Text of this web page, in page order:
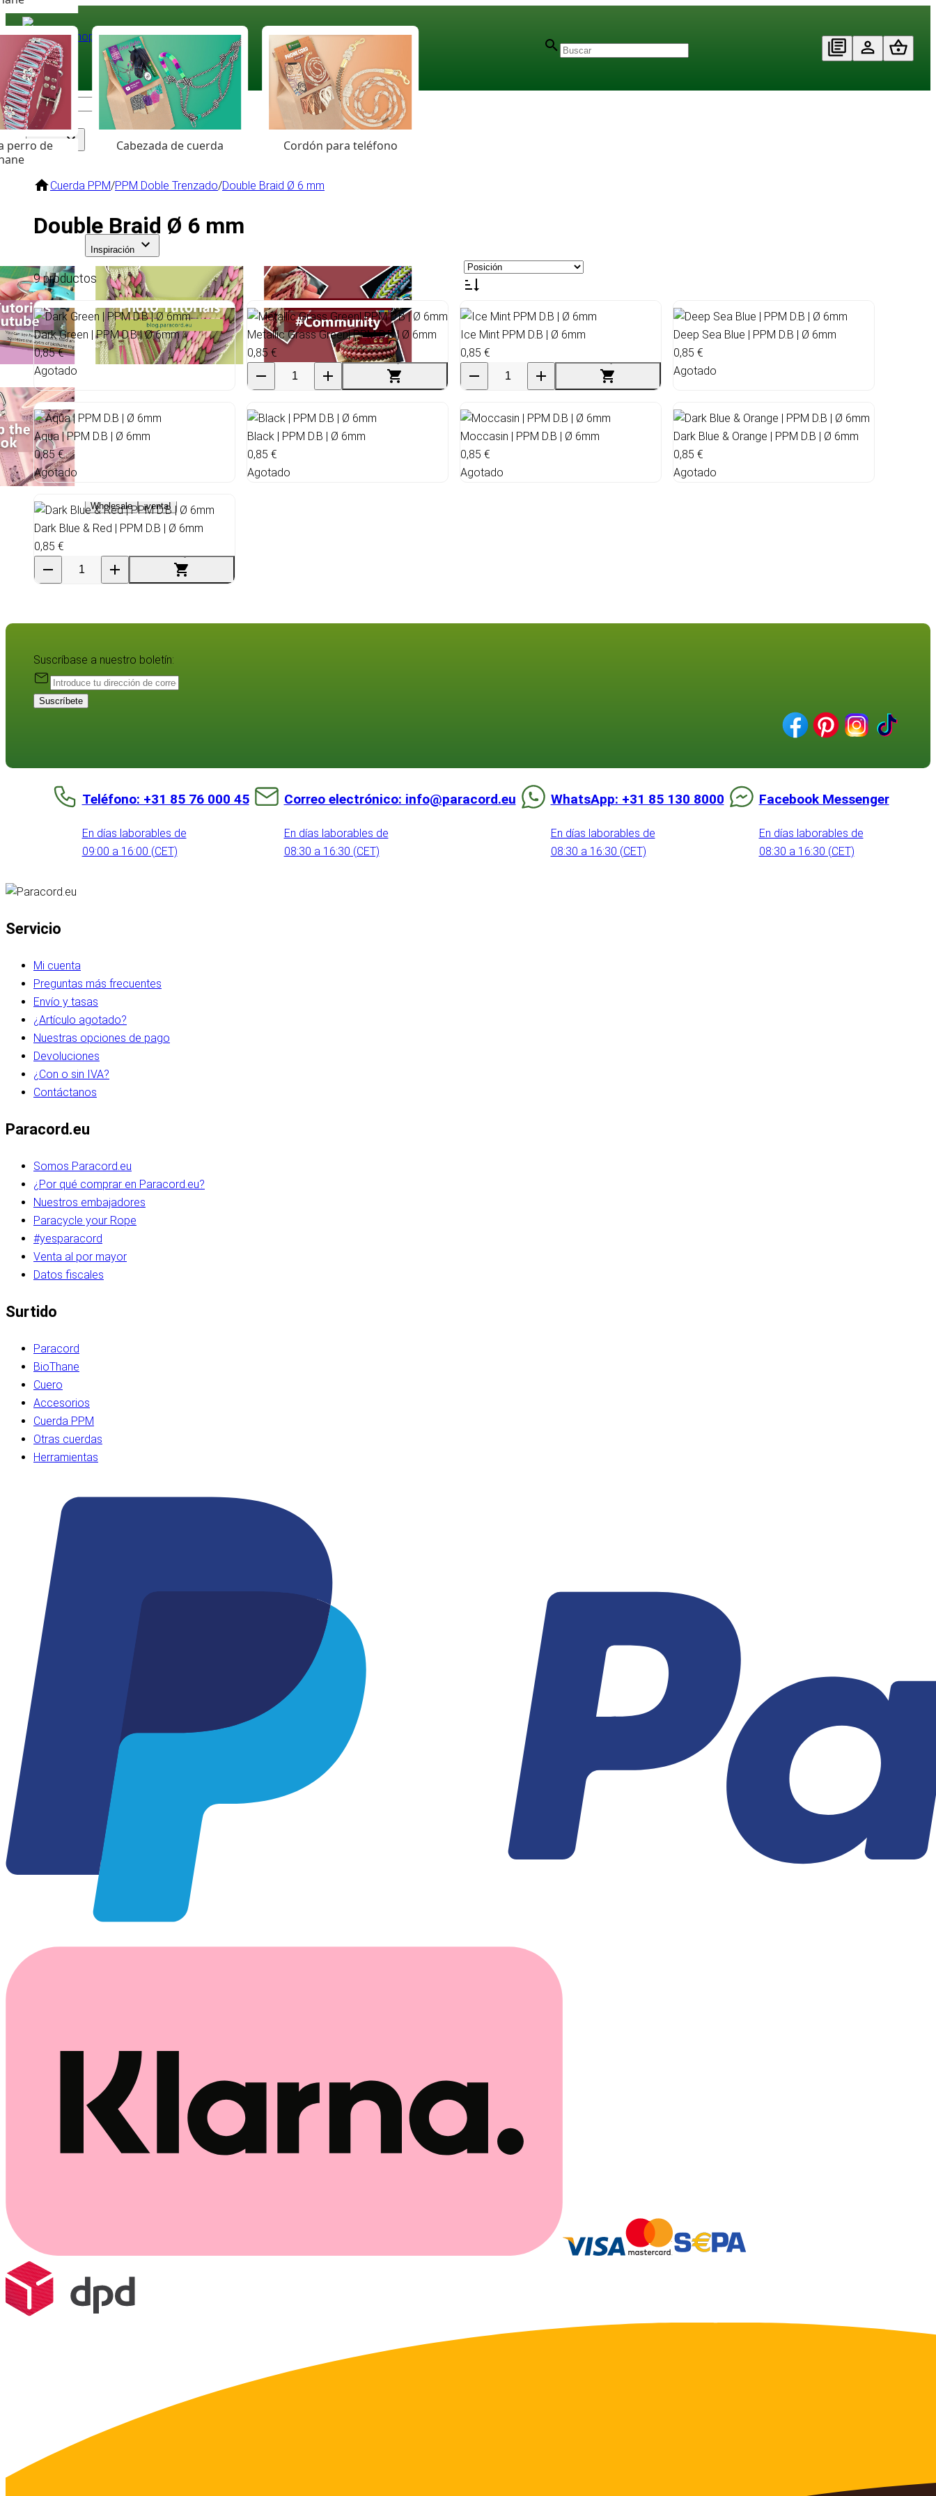
Paracord
Coloured Cord Paradise
Surtido
perro de
Cabezada de cuerda Cordón para teléfono
Inspiración
Wholesale ¡venta!
Cuerda PPM/PPM Doble Trenzado/Double Braid Ø 6 mm
Double Braid Ø 6 mm
9 productos
Dark Green | PPM D.B | Ø 6mm
0,85 €
Agotado
Metallic Grass Green| PPM D.B | Ø 6mm
0,85 €
Ice Mint PPM D.B | Ø 6mm
0,85 €
Deep Sea Blue | PPM D.B | Ø 6mm
0,85 €
Agotado
Aqua | PPM D.B | Ø 6mm
0,85 €
Agotado
Black | PPM D.B | Ø 6mm
0,85 €
Agotado
Moccasin | PPM D.B | Ø 6mm
0,85 €
Agotado
Dark Blue & Orange | PPM D.B | Ø 6mm
0,85 €
Agotado
Dark Blue & Red | PPM D.B | Ø 6mm
0,85 €
Suscríbase a nuestro boletín:
Suscríbete
Teléfono: +31 85 76 000 45
En días laborables de
09:00 a 16:00 (CET)
Correo electrónico: info@paracord.eu
En días laborables de
08:30 a 16:30 (CET)
WhatsApp: +31 85 130 8000
En días laborables de
08:30 a 16:30 (CET)
Facebook Messenger
En días laborables de
08:30 a 16:30 (CET)
Servicio
Mi cuenta
Preguntas más frecuentes
Envío y tasas
¿Artículo agotado?
Nuestras opciones de pago
Devoluciones
¿Con o sin IVA?
Contáctanos
Paracord.eu
Somos Paracord.eu
¿Por qué comprar en Paracord.eu?
Nuestros embajadores
Paracycle your Rope
#yesparacord
Venta al por mayor
Datos fiscales
Surtido
Paracord
BioThane
Cuero
Accesorios
Cuerda PPM
Otras cuerdas
Herramientas